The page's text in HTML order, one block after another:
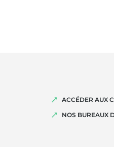
ACCÉDER AUX
NOS BUREAUX